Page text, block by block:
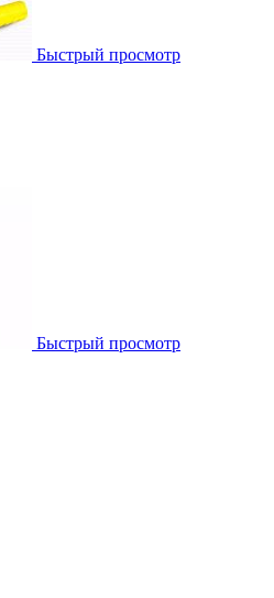
Быстрый просмотр
Быстрый просмотр